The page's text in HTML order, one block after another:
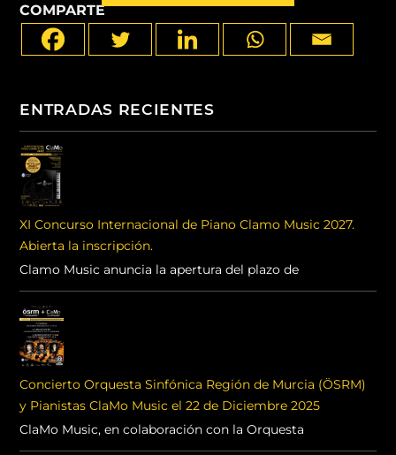
COMPARTE
ENTRADAS RECIENTES
XI Concurso Internacional de Piano Clamo Music 2027.
Abierta la inscripción.
Clamo Music anuncia la apertura del plazo de
Concierto Orquesta Sinfónica Región de Murcia (ÖSRM)
y Pianistas ClaMo Music el 22 de Diciembre 2025
ClaMo Music, en colaboración con la Orquesta